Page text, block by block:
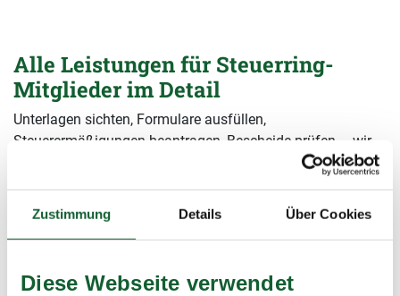
Zustimmung Details Über Cookies
Diese Webseite verwendet
Alle Leistungen für Steuerring-
Mitglieder im Detail
Unterlagen sichten, Formulare ausfüllen,
Steuerermäßigungen beantragen, Bescheide prüfen – wir
übernehmen alle Arbeiten rund um die Steuererklärung und
mehr erfahren